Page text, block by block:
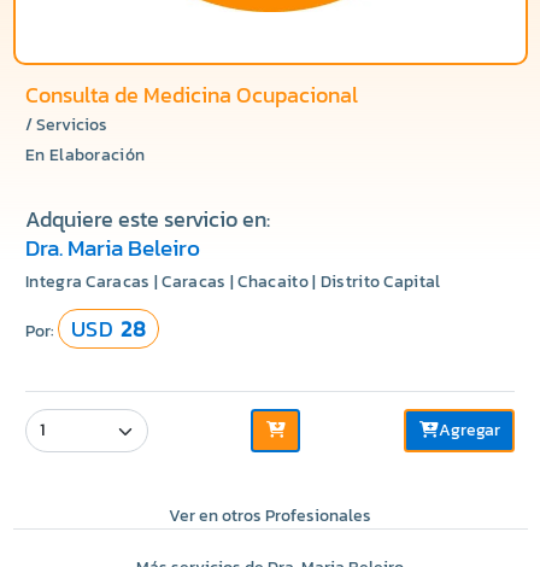
Consulta de Medicina Ocupacional
/ Servicios
En Elaboración
Adquiere este servicio en:
Dra. Maria Beleiro
Integra Caracas | Caracas | Chacaito | Distrito Capital
Por: USD28
Agregar
Ver en otros Profesionales